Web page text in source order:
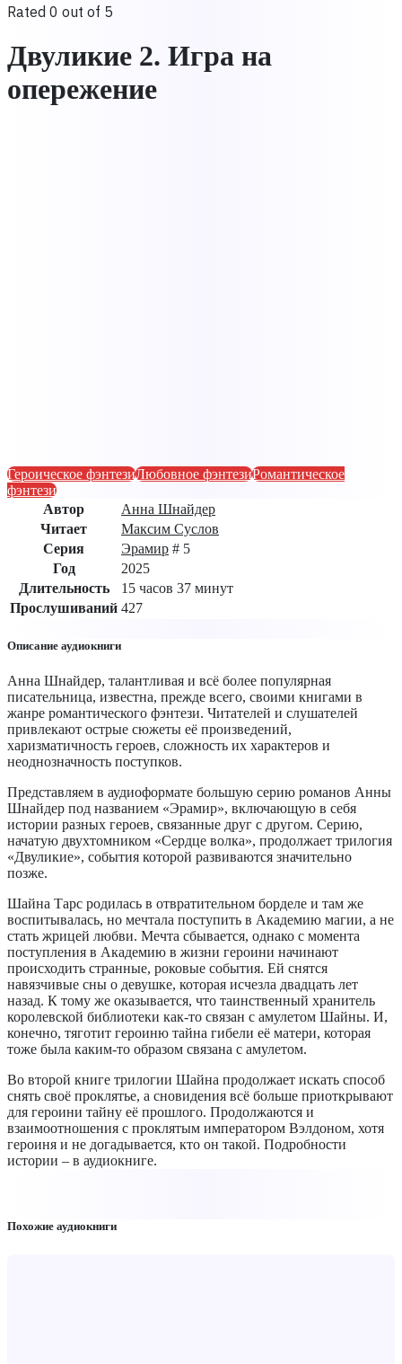
Rated 0 out of 5
Двуликие 2. Игра на
опережение
Героическое фэнтезиЛюбовное фэнтезиРомантическое
фэнтези
Автор
Анна Шнайдер
Читает
Максим Суслов
Серия
Эрамир # 5
Год
2025
Длительность
15 часов 37 минут
Прослушиваний 427
Описание аудиокниги
Анна Шнайдер, талантливая и всё более популярная
писательница, известна, прежде всего, своими книгами в
жанре романтического фэнтези. Читателей и слушателей
привлекают острые сюжеты её произведений,
харизматичность героев, сложность их характеров и
неоднозначность поступков.
Представляем в аудиоформате большую серию романов Анны
Шнайдер под названием «Эрамир», включающую в себя
истории разных героев, связанные друг с другом. Серию,
начатую двухтомником «Сердце волка», продолжает трилогия
«Двуликие», события которой развиваются значительно
позже.
Шайна Тарс родилась в отвратительном борделе и там же
воспитывалась, но мечтала поступить в Академию магии, а не
стать жрицей любви. Мечта сбывается, однако с момента
поступления в Академию в жизни героини начинают
происходить странные, роковые события. Ей снятся
навязчивые сны о девушке, которая исчезла двадцать лет
назад. К тому же оказывается, что таинственный хранитель
королевской библиотеки как-то связан с амулетом Шайны. И,
конечно, тяготит героиню тайна гибели её матери, которая
тоже была каким-то образом связана с амулетом.
Во второй книге трилогии Шайна продолжает искать способ
снять своё проклятье, а сновидения всё больше приоткрывают
для героини тайну её прошлого. Продолжаются и
взаимоотношения с проклятым императором Вэлдоном, хотя
героиня и не догадывается, кто он такой. Подробности
истории – в аудиокниге.
Похожие аудиокниги